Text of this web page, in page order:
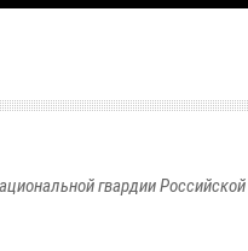
гвардии